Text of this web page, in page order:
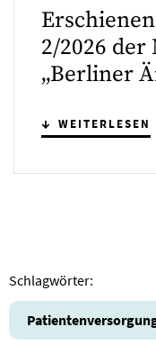
2/2026
„Berliner
WEITERLESEN
Schlagwörter: